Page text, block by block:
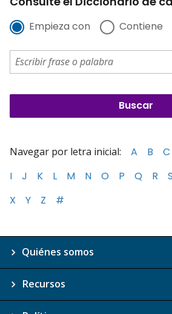
Empieza con Contiene
Navegar por letra inicial: A B C
I
J K L M N O P Q R S
X
Y Z #
Quiénes somos
Recursos